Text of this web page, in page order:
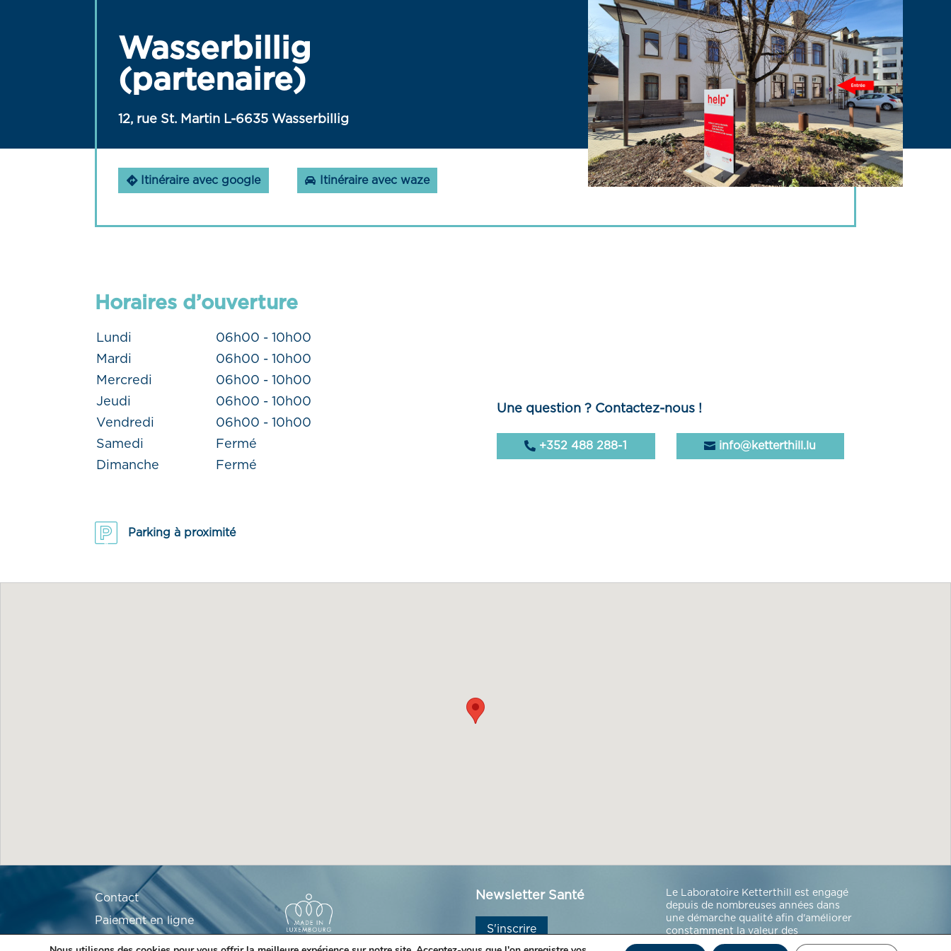
Wasserbillig
(partenaire)
12, rue St. Martin L-6635 Wasserbillig
Itinéraire avec google Itinéraire avec waze
Horaires d’ouverture
Lundi
06h00 - 10h00
Mardi
06h00 - 10h00
Mercredi
06h00 - 10h00
Jeudi
06h00 - 10h00
Vendredi
06h00 - 10h00
Samedi
Fermé
Dimanche
Fermé
Parking à proximité
Une question ? Contactez-nous !
+352 488 288-1 info@ketterthill.lu
Contact
Paiement en ligne
Newsletter Santé
S'inscrire
Le Laboratoire Ketterthill est engagé
depuis de nombreuses années dans
une démarche qualité afin d'améliorer
constamment la valeur des
prestations et le rendu des résultats.